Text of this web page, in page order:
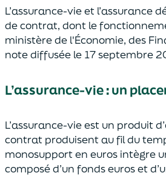
L’assurance-vie et l’assurance
de contrat, dont le
ministère de l'Économie, des
note diffusée le 17 septembre
L’assurance-vie : un
L’assurance-vie est un produit
contrat produisent au fil du
monosupport en euros intègre
composé d’un fonds euros et